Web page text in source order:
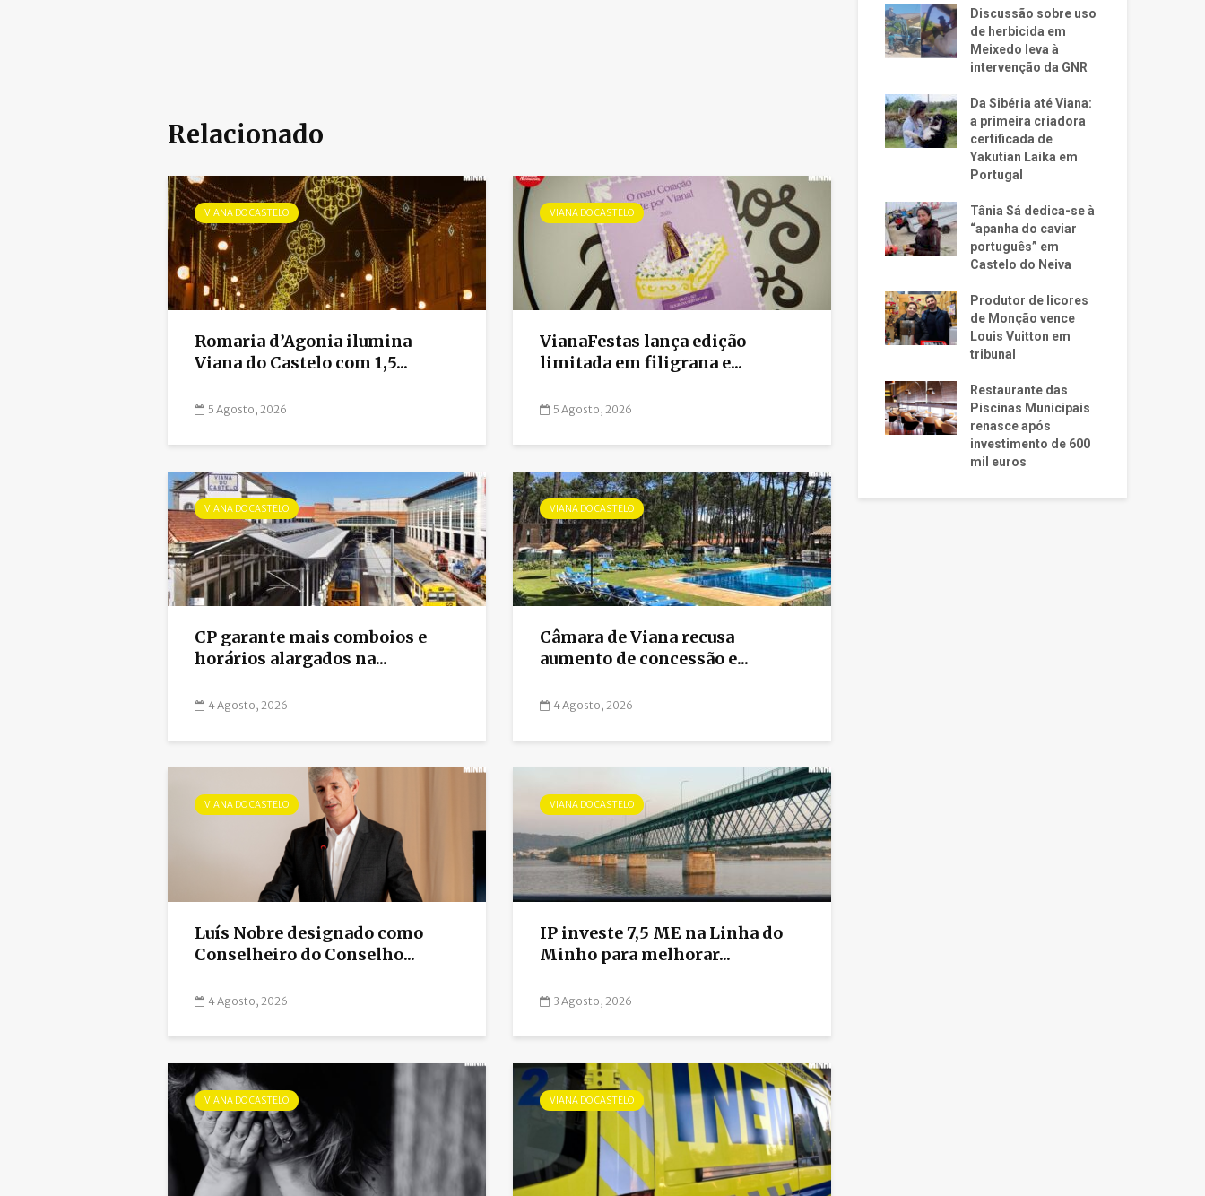
Relacionado
VIANA DO CASTELO
Romaria d’Agonia ilumina
Viana do Castelo com 1,5...
5 Agosto, 2026
VIANA DO CASTELO
VianaFestas lança edição
limitada em filigrana e...
5 Agosto, 2026
VIANA DO CASTELO
CP garante mais comboios e
horários alargados na...
4 Agosto, 2026
VIANA DO CASTELO
Câmara de Viana recusa
aumento de concessão e...
4 Agosto, 2026
VIANA DO CASTELO
Luís Nobre designado como
Conselheiro do Conselho...
4 Agosto, 2026
VIANA DO CASTELO
IP investe 7,5 ME na Linha do
Minho para melhorar...
3 Agosto, 2026
VIANA DO CASTELO VIANA DO CASTELO
Discussão sobre uso
de herbicida em
Meixedo leva à
intervenção da GNR
Da Sibéria até Viana:
a primeira criadora
certificada de
Yakutian Laika em
Portugal
Tânia Sá dedica-se à
“apanha do caviar
português” em
Castelo do Neiva
Produtor de licores
de Monção vence
Louis Vuitton em
tribunal
Restaurante das
Piscinas Municipais
renasce após
investimento de 600
mil euros